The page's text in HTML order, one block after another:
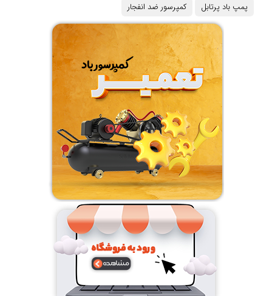
پمپ باد پرتابل
کمپرسور ضد انفجار